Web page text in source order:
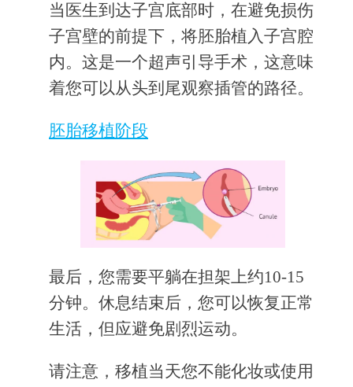
当医生到达子宫底部时，在避免损伤
子宫壁的前提下，将胚胎植入子宫腔
内。这是一个超声引导手术，这意味
着您可以从头到尾观察插管的路径。
胚胎移植阶段
最后，您需要平躺在担架上约10-15
分钟。休息结束后，您可以恢复正常
生活，但应避免剧烈运动。
请注意，移植当天您不能化妆或使用